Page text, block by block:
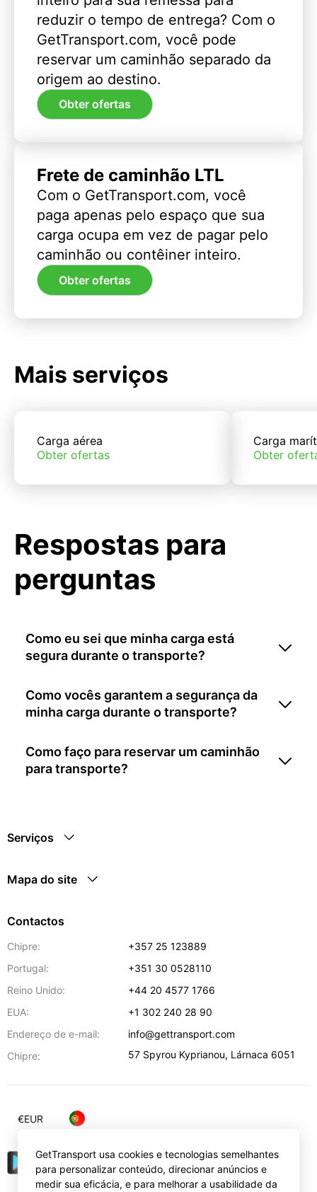
reduzir o tempo de entrega? Com o
GetTransport.com, você pode
reservar um caminhão separado da
origem ao destino.
Obter ofertas
Frete de caminhão LTL
Com o GetTransport.com, você
paga apenas pelo espaço que sua
carga ocupa em vez de pagar pelo
caminhão ou contêiner inteiro.
Obter ofertas
Mais serviços
Carga aérea
Obter ofertas
Carga
Obter
Respostas para
perguntas
Como eu sei que minha carga está
segura durante o transporte?
Como vocês garantem a segurança da
minha carga durante o transporte?
Como faço para reservar um caminhão
para transporte?
Serviços
Mapa do site
Contactos
Chipre:
+357 25 123889
Portugal:
+351 30 0528110
Reino Unido:
+44 20 4577 1766
EUA:
+1 302 240 28 90
Endereço de e-mail:
info@gettransport.com
Chipre:
57 Spyrou Kyprianou, Lárnaca 6051
€EUR
GetTransport usa cookies e tecnologias semelhantes
para personalizar conteúdo, direcionar anúncios e
medir sua eficácia, e para melhorar a usabilidade da